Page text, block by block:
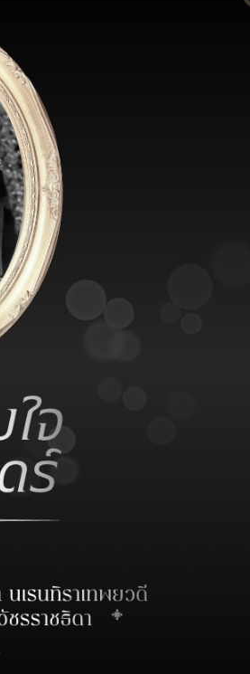
ไทยพยายามที่จะเปลี่ยน
นและเป็นที่นิยมแพร่หลาย
ยอุปกรณ์และวิธีการเล่น
ใหม่
ะนั้นเราจะสังเกต
และแผ่นรองที่จะทำให้เกิด
อุปกรณ์ ดั้งนั้นด้วยวิธีการ
งกว่าเพราะตกมาจาก
ามารถทำให้เกิดการบาดเจ็บ
ของแผนกศัลยกรรมอ
ray) และภาพเอกซเรย์